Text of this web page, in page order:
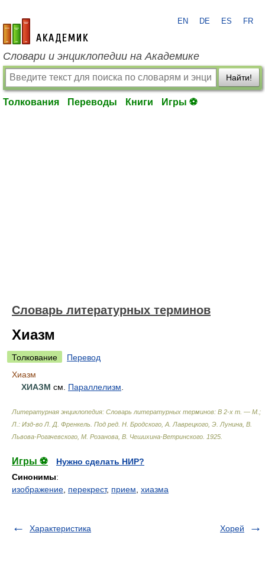
academic.ru
EN DE ES FR
Словари и энциклопедии на Академике
Найти!
Толкования Переводы Книги Игры ⚽
Словарь литературных терминов
Хиазм
Толкование
Перевод
Хиазм
ХИАЗМ см. Параллелизм
Литературная энциклопедия: Словарь литературных терминов: В 2-х т. — М.;
Л.: Изд-во Л. Д. Френкель Под ред. Н. Бродского, А. Лаврецкого, Э. Лунина, В.
Львова-Рогачевского, М. Розанова, В. Чешихина-Ветринского 1925
Игры ⚽
Нужно сделать НИР?
Синонимы:
изображение перекрест, прием хиазма
Характеристика Хорей